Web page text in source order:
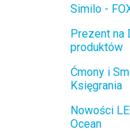
Similo -
Prezent na
produktów
Ćmony i
Księgrania
Nowości
Ocean